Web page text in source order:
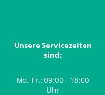
Unsere Servicezeiten
sind:
Mo.-Fr.: 09:00 - 18:00
Uhr